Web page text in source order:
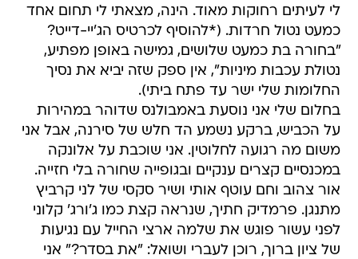
לי לעיתים רחוקות מאוד. הינה, מצאתי לי תחום אחד
כמעט נטול חרדות. (*להוסיף לכרטיס הג'יי-דייט?
"בחורה בת כמעט שלושים, גמישה באופן מפתיע,
נטולת עכבות מיניות", אין ספק שזה יביא את נסיך
החלומות שלי ישר עד פתח ביתי).
בחלום שלי אני נוסעת באמבולנס שדוהר במהירות
על הכביש, ברקע נשמע הד חלש של סירנה, אבל אני
משום מה רגועה לחלוטין. אני שוכבת על אלונקה
במכנסיים קצרים ענקיים ובגופייה שחורה בלי חזייה.
אור צהוב וחם עוטף אותי ושיר סקסי של לני קרביץ
מתנגן. פרמדיק חתיך, שנראה קצת כמו ג'ורג' קלוני
לפני עשור פוגש את שלמה ארצי החייל עם נגיעות
של ציון ברוך, רוכן לעברי ושואל: "את בסדר?" אני